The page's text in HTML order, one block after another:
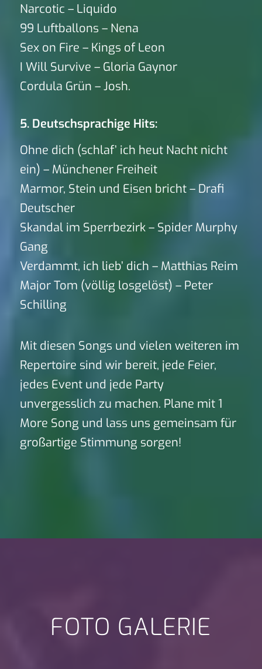
Narcotic – Liquido
99 Luftballons – Nena
Sex on Fire – Kings of Leon
I Will Survive – Gloria Gaynor
Cordula Grün – Josh.
5. Deutschsprachige Hits:
Ohne dich (schlaf’ ich heut Nacht nicht
ein) – Münchener Freiheit
Marmor, Stein und Eisen bricht – Drafi
Deutscher
Skandal im Sperrbezirk – Spider Murphy
Gang
Verdammt, ich lieb’ dich – Matthias Reim
Major Tom (völlig losgelöst) – Peter
Schilling
Mit diesen Songs und vielen weiteren im
Repertoire sind wir bereit, jede Feier,
jedes Event und jede Party
unvergesslich zu machen. Plane mit 1
More Song und lass uns gemeinsam für
großartige Stimmung sorgen!
FOTO GALERIE